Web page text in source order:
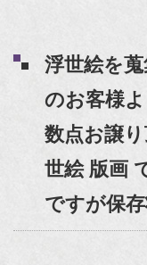
浮世絵を
のお客様よ
数点お譲
世絵 版画
ですが保